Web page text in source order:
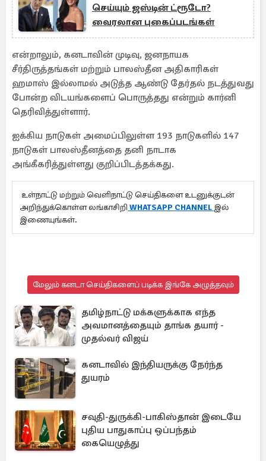
செய்யும் ஜஸ்டின் ட்ரூடோ?
வைரலான புகைப்படங்கள்
என்றாலும், கனடாவின் முடிவு, ஜனநாயக
சீர்திருத்தங்கள் மற்றும் பாலஸ்தீன அதிகாரிகள்
ஹமாஸ் இல்லாமல் அடுத்த ஆண்டு தேர்தல் நடத்துவது
போன்ற விடயங்களைப் பொருத்தது என்றும் கார்னி
தெரிவித்துள்ளார்.
ஐக்கிய நாடுகள் அமைப்பிலுள்ள 193 நாடுகளில் 147
நாடுகள் பாலஸ்தீனத்தை தனி நாடாக
அங்கீகரித்துள்ளது குறிப்பிடத்தக்கது.
உள்நாட்டு மற்றும் வெளிநாட்டு செய்திகளை உடனுக்குடன்
அறிந்துக்கொள்ள லங்காசிறி WHATSAPP CHANNEL இல்
இணையுங்கள்.
மேலும் கனடா செய்திகளைப் படிக்க இங்கே அழுத்தவும்
தமிழ்நாட்டு மக்களுக்காக எந்த
அவமானத்தையும் தாங்க தயார் -
முதல்வர் விஜய்
கனடாவில் இந்தியருக்கு நேர்ந்த
துயரம்
சவுதி-துருக்கி-பாகிஸ்தான் இடையே
புதிய பாதுகாப்பு ஒப்பந்தம்
கையெழுத்து